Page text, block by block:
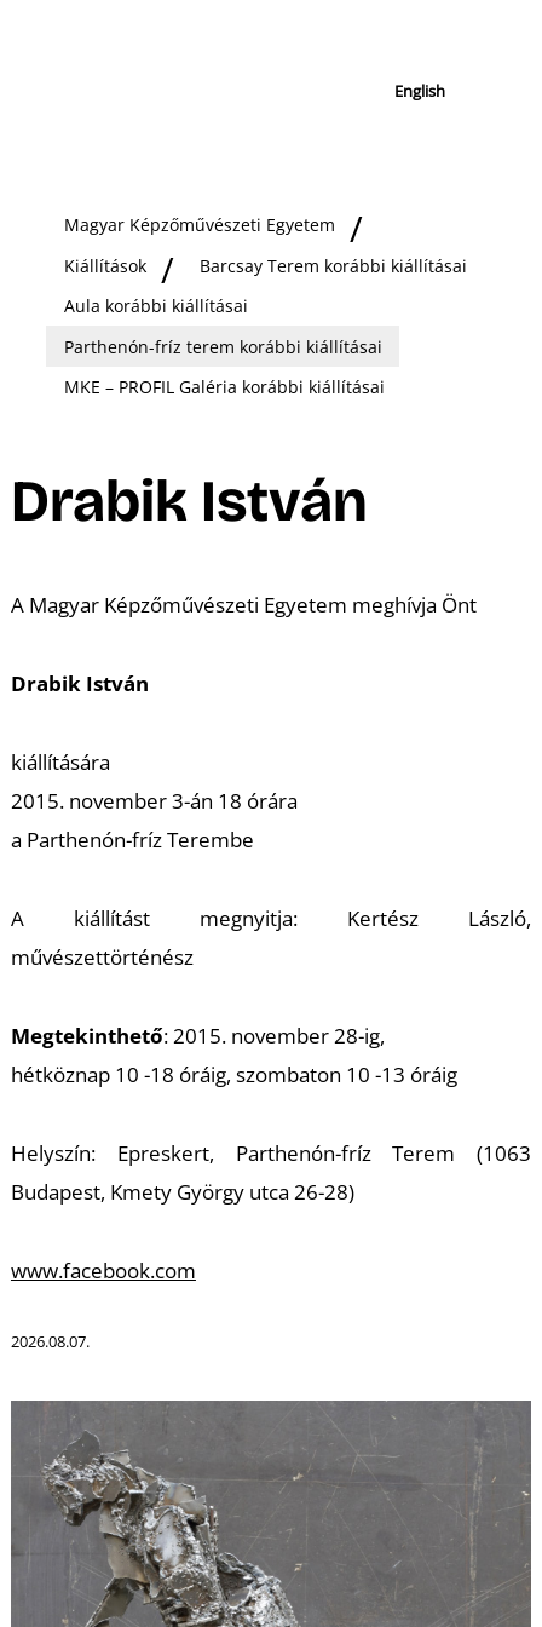
English
Magyar Képzőművészeti Egyetem
Kiállítások
Barcsay Terem korábbi kiállításai
Aula korábbi kiállításai
Parthenón-fríz terem korábbi kiállításai
MKE – PROFIL Galéria korábbi kiállításai
Drabik István
A Magyar Képzőművészeti Egyetem meghívja Önt
Drabik István
kiállítására
2015. november 3-án 18 órára
a Parthenón-fríz Terembe
A kiállítást megnyitja: Kertész László,
művészettörténész
Megtekinthető: 2015. november 28-ig,
hétköznap 10 -18 óráig, szombaton 10 -13 óráig
Helyszín: Epreskert, Parthenón-fríz Terem (1063
Budapest, Kmety György utca 26-28)
www.facebook.com
2026.08.07.